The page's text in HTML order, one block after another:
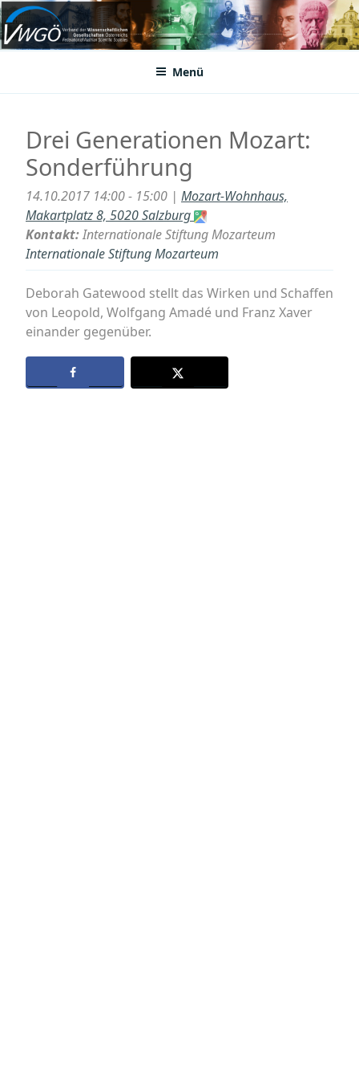
Zum
Inhalt
springenVWGÖ
Federation of Austrian Scientific Societies
Menü
Drei Generationen Mozart:
Sonderführung
14.10.2017 14:00 - 15:00 | Mozart-Wohnhaus,
Makartplatz 8, 5020 Salzburg
Kontakt:Internationale Stiftung Mozarteum
Internationale Stiftung Mozarteum
Deborah Gatewood stellt das Wirken und Schaffen
von Leopold, Wolfgang Amadé und Franz Xaver
einander gegenüber.